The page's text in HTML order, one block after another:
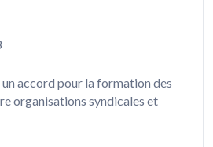
accord pour la formation des
organisations syndicales et